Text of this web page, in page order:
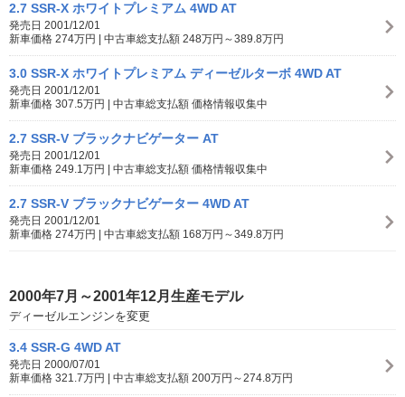
2.7 SSR-X ホワイトプレミアム 4WD AT
発売日 2001/12/01
新車価格 274万円 | 中古車総支払額 248万円～389.8万円
3.0 SSR-X ホワイトプレミアム ディーゼルターボ 4WD AT
発売日 2001/12/01
新車価格 307.5万円 | 中古車総支払額 価格情報収集中
2.7 SSR-V ブラックナビゲーター AT
発売日 2001/12/01
新車価格 249.1万円 | 中古車総支払額 価格情報収集中
2.7 SSR-V ブラックナビゲーター 4WD AT
発売日 2001/12/01
新車価格 274万円 | 中古車総支払額 168万円～349.8万円
2000年7月～2001年12月生産モデル
ディーゼルエンジンを変更
3.4 SSR-G 4WD AT
発売日 2000/07/01
新車価格 321.7万円 | 中古車総支払額 200万円～274.8万円